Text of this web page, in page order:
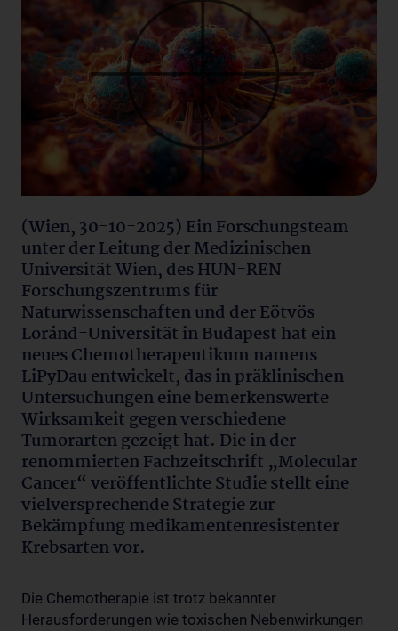
(Wien, 30-10-2025) Ein Forschungsteam
unter der Leitung der Medizinischen
Universität Wien, des HUN-REN
Forschungszentrums für
Naturwissenschaften und der Eötvös-
Loránd-Universität in Budapest hat ein
neues Chemotherapeutikum namens
LiPyDau entwickelt, das in präklinischen
Untersuchungen eine bemerkenswerte
Wirksamkeit gegen verschiedene
Tumorarten gezeigt hat. Die in der
renommierten Fachzeitschrift „Molecular
Cancer“ veröffentlichte Studie stellt eine
vielversprechende Strategie zur
Bekämpfung medikamentenresistenter
Krebsarten vor.
Die Chemotherapie ist trotz bekannter
Herausforderungen wie toxischen Nebenwirkungen